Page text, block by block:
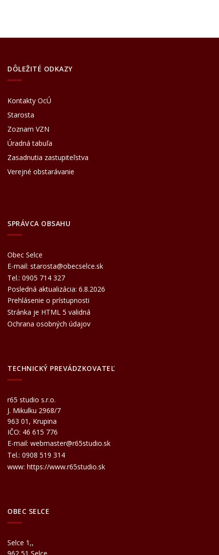
DÔLEŽITÉ ODKAZY
Kontakty OcÚ
Starosta
Zoznam VZN
Úradná tabuľa
Zasadnutia zastupiteľstva
Verejné obstarávanie
SPRÁVCA OBSAHU
Obec Selce
E-mail: starosta@obecselce.sk
Tel.: 0905 714 327
Posledná aktualizácia: 6.8.2026
Prehlásenie o prístupnosti
Stránka je HTML 5 validná
Ochrana osobných údajov
TECHNICKÝ PREVÁDZKOVATEĽ
r65 studio s.r.o.
J. Mikulku 2968/7
963 01, Krupina
IČO: 46 615 776
E-mail: webmaster@r65studio.sk
Tel.: 0908 519 314
www: https://www.r65studio.sk
OBEC SELCE
Selce 1,,